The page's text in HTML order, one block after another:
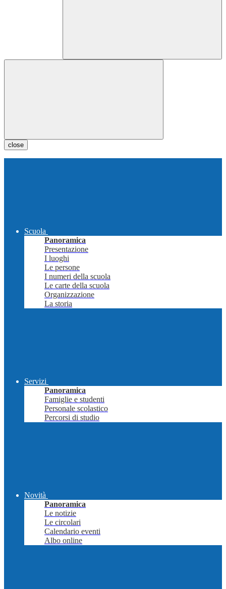
close
Scuola
Panoramica
Presentazione
I luoghi
Le persone
I numeri della scuola
Le carte della scuola
Organizzazione
La storia
Servizi
Panoramica
Famiglie e studenti
Personale scolastico
Percorsi di studio
Novità
Panoramica
Le notizie
Le circolari
Calendario eventi
Albo online